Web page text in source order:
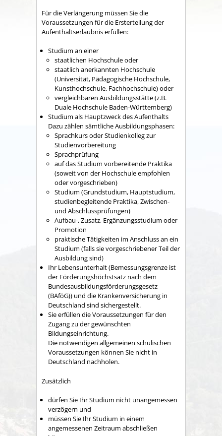
Für die Verlängerung müssen Sie die
Voraussetzungen für die Ersterteilung der
Aufenthaltserlaubnis erfüllen:
Studium an einer
staatlichen Hochschule oder
staatlich anerkannten Hochschule
(Universität, Pädagogische Hochschule,
Kunsthochschule, Fachhochschule)oder
vergleichbaren Ausbildungsstätte(z.B.
Duale Hochschule Baden-Württemberg)
Studium als Hauptzweck des Aufenthalts
Dazu zählen sämtliche Ausbildungsphasen:
Sprachkurs oder Studienkolleg zur
Studienvorbereitung
Sprachprüfung
auf das Studium vorbereitende Praktika
(soweit von der Hochschule empfohlen
oder vorgeschrieben)
Studium (Grundstudium, Hauptstudium,
studienbegleitende Praktika, Zwischen-
und Abschlussprüfungen)
Aufbau-, Zusatz, Ergänzungsstudium oder
Promotion
praktische Tätigkeiten im Anschluss an ein
Studium (falls sie vorgeschriebener Teil der
Ausbildung sind)
Ihr Lebensunterhalt(Bemessungsgrenze ist
der Förderungshöchstsatz nach dem
Bundesausbildungsförderungsgesetz
(BAföG)) und die Krankenversicherung in
Deutschland sind sichergestellt.
Sie erfüllen die Voraussetzungen für den
Zugang zu der gewünschten
Bildungseinrichtung.
Die notwendigen allgemeinen schulischen
Voraussetzungen können Sie nicht in
Deutschland nachholen.
Zusätzlich
dürfen Sie Ihr Studium nicht unangemessen
verzögern und
müssen Sie Ihr Studium in einem
angemessenen Zeitraum abschließen